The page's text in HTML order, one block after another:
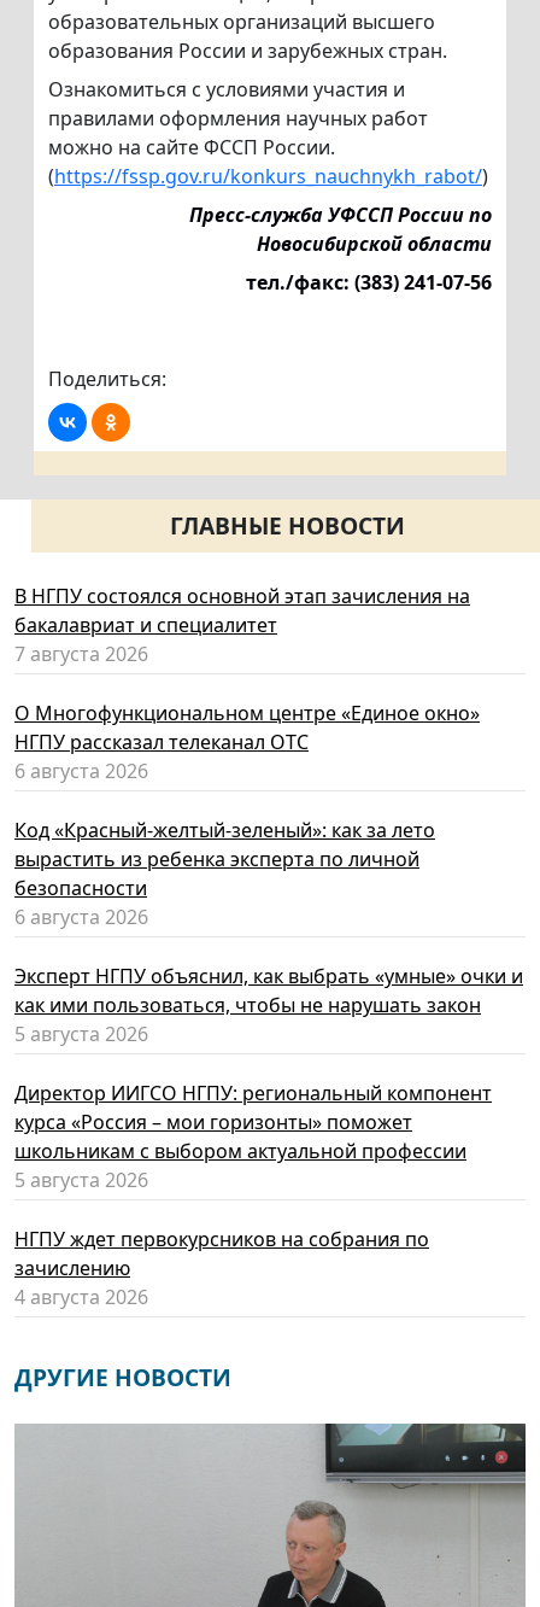
образовательных организаций высшего
образования России и зарубежных стран.
Ознакомиться с условиями участия и
правилами оформления научных работ
можно на сайте ФССП России.
(https://fssp.gov.ru/konkurs_nauchnykh_rabot/)
Пресс-служба УФССП России по
Новосибирской области
тел./факс: (383) 241-07-56
Поделиться:
ГЛАВНЫЕ НОВОСТИ
В НГПУ состоялся основной этап зачисления на
бакалавриат и специалитет
7 августа 2026
О Многофункциональном центре «Единое окно»
НГПУ рассказал телеканал ОТС
6 августа 2026
Код «Красный-желтый-зеленый»: как за лето
вырастить из ребенка эксперта по личной
безопасности
6 августа 2026
Эксперт НГПУ объяснил, как выбрать «умные» очки и
как ими пользоваться, чтобы не нарушать закон
5 августа 2026
Директор ИИГСО НГПУ: региональный компонент
курса «Россия – мои горизонты» поможет
школьникам с выбором актуальной профессии
5 августа 2026
НГПУ ждет первокурсников на собрания по
зачислению
4 августа 2026
ДРУГИЕ НОВОСТИ